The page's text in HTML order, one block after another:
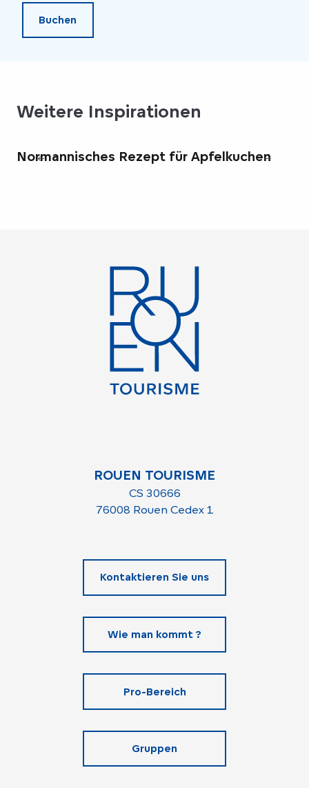
Buchen
Weitere Inspirationen
Normannisches Rezept für Apfelkuchen
ROUEN TOURISME
CS 30666
76008 Rouen Cedex 1
Kontaktieren Sie uns
Wie man kommt ?
Pro-Bereich
Gruppen